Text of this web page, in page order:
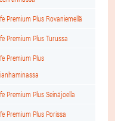
Premium Plus Rovaniemellä
Premium Plus Turussa
Premium Plus
Premium Plus Seinäjoella
Premium Plus Porissa